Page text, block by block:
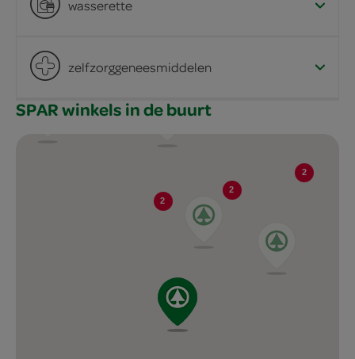
wasserette
zelfzorggeneesmiddelen
SPAR winkels in de buurt
2
2
2